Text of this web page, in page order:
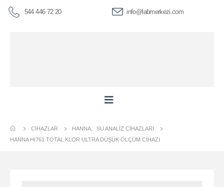
544 446 72 20 info@labmerkezi.com
CIHAZLAR HANNA
SU ANALIZ CIHAZLARI
HANNA HI761 TOTAL KLOR ULTRA DÜŞÜK ÖLÇÜM CIHAZI